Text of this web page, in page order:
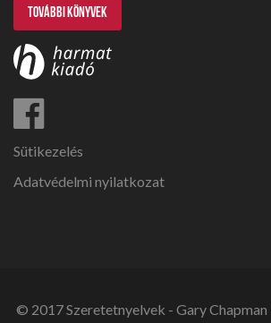
TOVÁBBI KÖNYVEK
Sütikezelés
Adatvédelmi nyilatkozat
© 2017 Szeretetnyelvek - Gary